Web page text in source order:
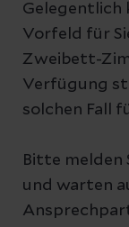
Gelegentlich
Vorfeld für
Zweibett-
Verfügung
solchen Fall
Bitte melden
und warten